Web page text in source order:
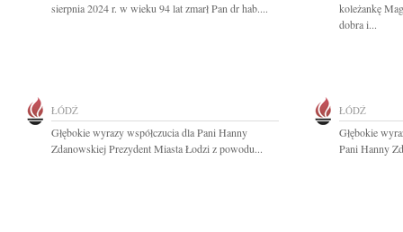
sierpnia 2024 r. w wieku 94 lat zmarł Pan dr hab....
koleżankę
dobra i...
ŁÓDŹ
Głębokie wyrazy współczucia dla Pani Hanny
Zdanowskiej Prezydent Miasta Łodzi z powodu...
ŁÓDŹ
Głębokie
Pani Hanny